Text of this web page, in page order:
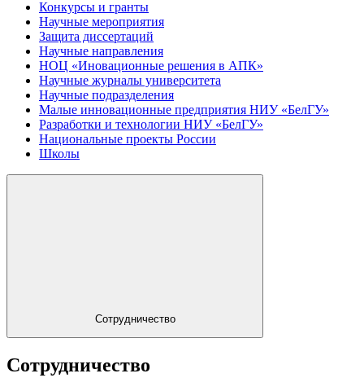
Конкурсы и гранты
Научные мероприятия
Защита диссертаций
Научные направления
НОЦ «Иновационные решения в АПК»
Научные журналы университета
Научные подразделения
Малые инновационные предприятия НИУ «БелГУ»
Разработки и технологии НИУ «БелГУ»
Национальные проекты России
Школы
Сотрудничество
Сотрудничество